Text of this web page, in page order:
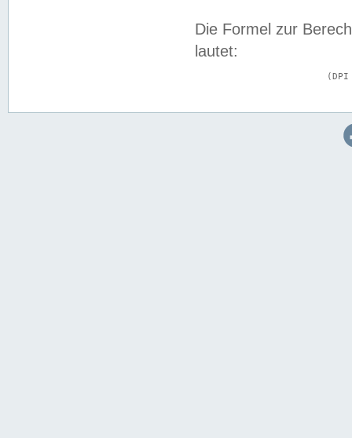
Die Formel zur
lautet: